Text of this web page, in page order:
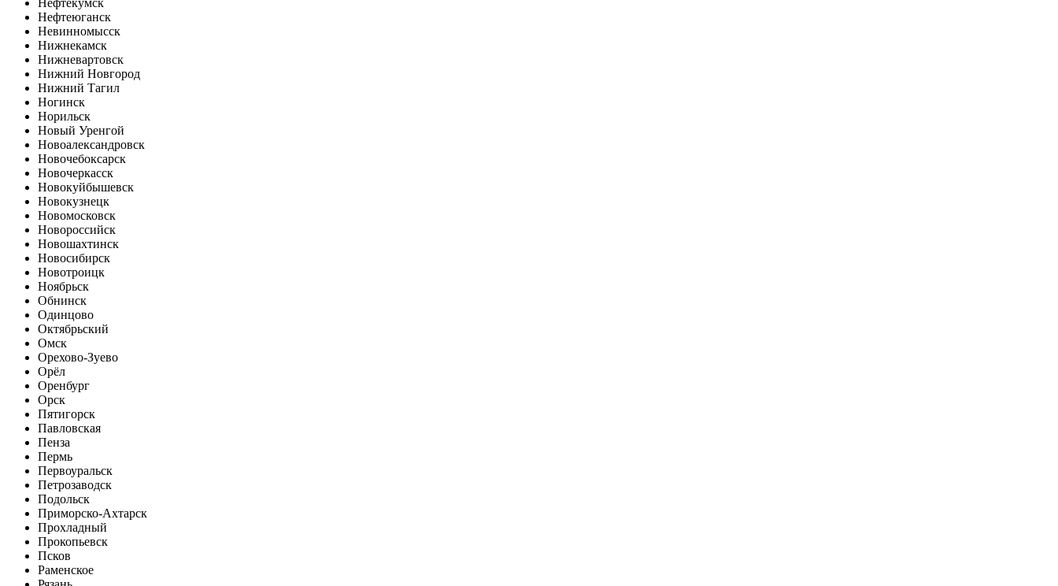
Нефтекумск
Нефтеюганск
Невинномысск
Нижнекамск
Нижневартовск
Нижний Новгород
Нижний Тагил
Ногинск
Норильск
Новый Уренгой
Новоалександровск
Новочебоксарск
Новочеркасск
Новокуйбышевск
Новокузнецк
Новомосковск
Новороссийск
Новошахтинск
Новосибирск
Новотроицк
Ноябрьск
Обнинск
Одинцово
Октябрьский
Омск
Орехово-Зуево
Орёл
Оренбург
Орск
Пятигорск
Павловская
Пенза
Пермь
Первоуральск
Петрозаводск
Подольск
Приморско-Ахтарск
Прохладный
Прокопьевск
Псков
Раменское